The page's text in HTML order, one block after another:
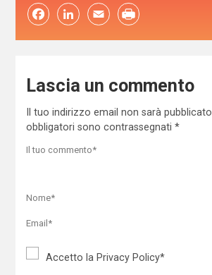
FacebookLinkedIn Email
Lascia un commento
Il tuo indirizzo email non sarà pubblicato.
obbligatori sono contrassegnati *
Accetto la Privacy Policy*